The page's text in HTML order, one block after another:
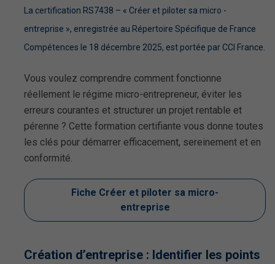
La certification RS7438 – « Créer et piloter sa micro -
entreprise », enregistrée au Répertoire Spécifique de France
Compétences le 18 décembre 2025, est portée par CCI France.
Vous voulez comprendre comment fonctionne
réellement le régime micro-entrepreneur, éviter les
erreurs courantes et structurer un projet rentable et
pérenne ? Cette formation certifiante vous donne toutes
les clés pour démarrer efficacement, sereinement et en
conformité.
Fiche Créer et piloter sa micro-
entreprise
Création d’entreprise : Identifier les points